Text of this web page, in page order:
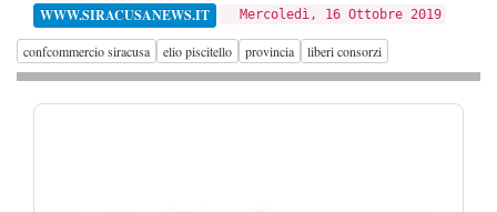
WWW.SIRACUSANEWS.IT Mercoledì, 16 Ottobre 2019
confcommercio siracusa elio piscitello provincia liberi consorzi